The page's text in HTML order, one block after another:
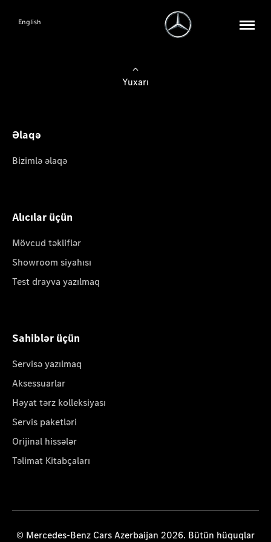
English
Yuxarı
Əlaqə
Bizimlə əlaqə
Alıcılar üçün
Mövcud təkliflər
Showroom siyahısı
Test drayva yazılmaq
Sahiblər üçün
Servisə yazılmaq
Aksessuarlar
Həyat tərz kolleksiyası
Servis paketləri
Orijinal hissələr
Təlimat Kitabçaları
© Mercedes-Benz Cars Azerbaijan 2026. Bütün hüquqlar